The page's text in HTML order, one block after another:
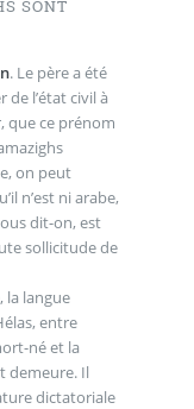
SONT
. Le père a été
l’état civil à
que ce prénom
on peut
n’est ni arabe,
dit-on, est
sollicitude de
la langue
entre
né et la
demeure. Il
dictatoriale